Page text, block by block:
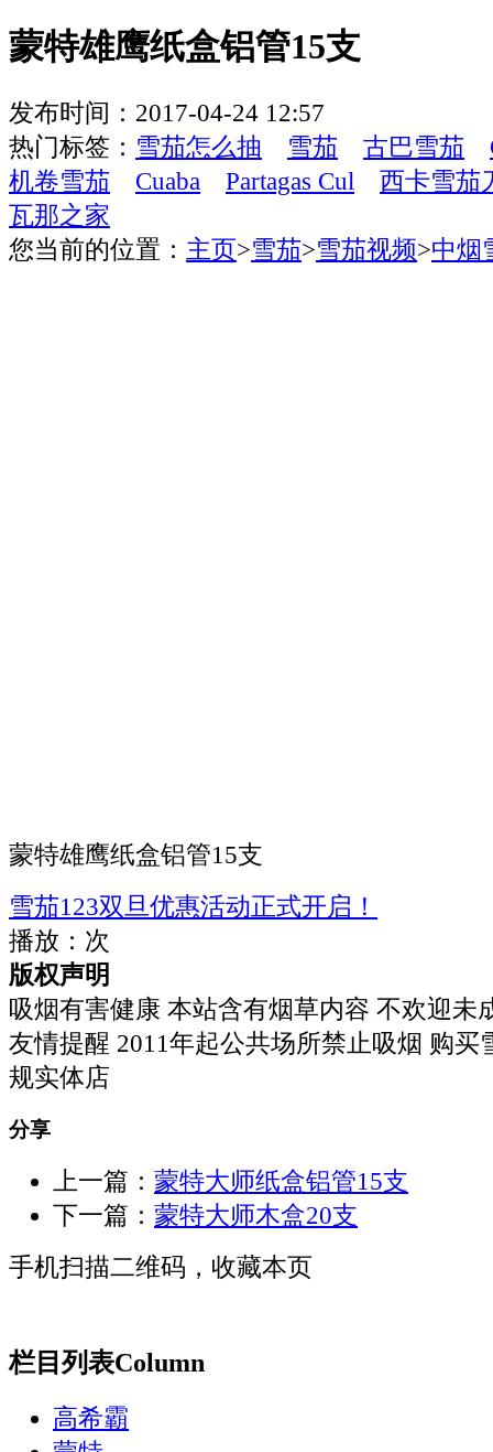
蒙特雄鹰纸盒铝管15支
发布时间：2017-04-24 12:57
热门标签： 雪茄怎么抽 雪茄 古巴雪茄
机卷雪茄
Cuaba Partagas Cul
西卡雪茄
瓦那之家
您当前的位置： 主页>雪茄>雪茄视频>中烟
蒙特雄鹰纸盒铝管15支
雪茄123双旦优惠活动正式开启！
播放： 次
版权声明
吸烟有害健康 本站含有烟草内容 不欢迎未
友情提醒 2011年起公共场所禁止吸烟 购买
规实体店
分享
上一篇： 蒙特大师纸盒铝管15支
下一篇： 蒙特大师木盒20支
手机扫描二维码，收藏本页
栏目列表Column
高希霸